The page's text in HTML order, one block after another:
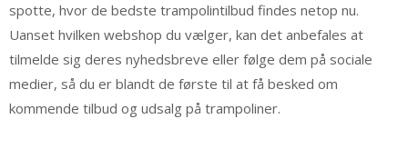
spotte, hvor de bedste trampolintilbud findes netop nu.
Uanset hvilken webshop du vælger, kan det anbefales at
tilmelde sig deres nyhedsbreve eller følge dem på sociale
medier, så du er blandt de første til at få besked om
kommende tilbud og udsalg på trampoliner.